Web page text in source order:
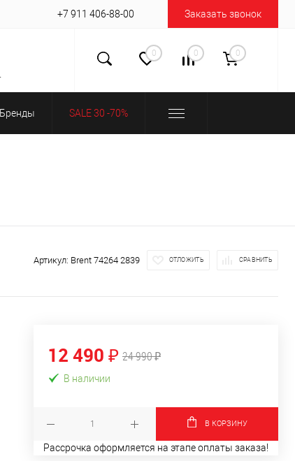
+7 911 406-88-00 Заказать звонок
0 0 0
Бренды SALE 30 -70%
Артикул: Brent 74264 2839 ОТЛОЖИТЬ СРАВНИТЬ
12 490 ₽ 24 990 ₽
В наличии
В КОРЗИНУ
Рассрочка оформляется на этапе оплаты заказа!